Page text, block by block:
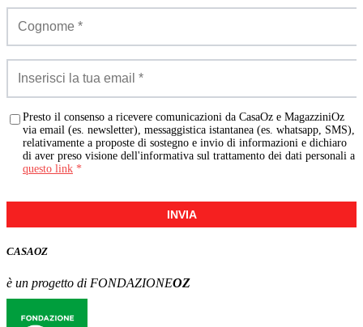
Presto il consenso a ricevere comunicazioni da CasaOz e MagazziniOz
via email (es. newsletter), messaggistica istantanea (es. whatsapp, SMS),
relativamente a proposte di sostegno e invio di informazioni e dichiaro
di aver preso visione dell'informativa sul trattamento dei dati personali a
questo link *
INVIA
CASAOZ
è un progetto di FONDAZIONEOZ